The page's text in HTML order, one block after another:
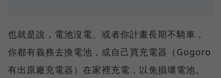
也就是說，電池沒電、或者你計畫長期不騎車，
你都有義務去換電池，或自己買充電器（Gogoro
有出原廠充電器）在家裡充電，以免損壞電池。